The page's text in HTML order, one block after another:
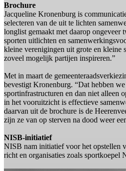
Brochure
Jacqueline Kronenburg is
selecteren van de uit te lichten
longlist gemaakt met daarop
sporten uitlichten en
kleine verenigingen uit grote en kleine
zoveel mogelijk partijen inspireren.”
Met in maart de
bevestigt Kronenburg. “Dat hebben
sportinfrastructuren en dan niet alleen
in het vooruitzicht is effectieve
daarvan uit de brochure is de
zijn ze van op sterven na dood weer
NISB-initiatief
NISB nam initiatief voor het opstellen
richt en organisaties zoals sportkoepel